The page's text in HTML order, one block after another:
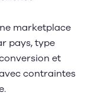
marketplace
pays, type
et
contraintes